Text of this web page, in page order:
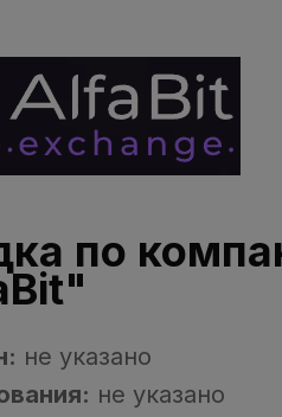
по
не указано
не указано